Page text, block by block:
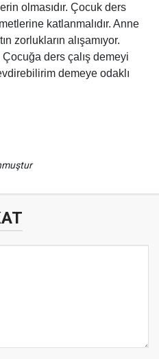
olmasıdır. Çocuk ders
katlanmalıdır. Anne
zorlukların alışamıyor.
Çocuğa ders çalış demeyi
demeye odaklı